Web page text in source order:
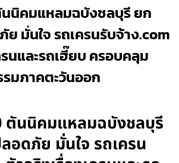
นนิคมแหลมฉบังชลบุรี ยก
ย มั่นใจ รถเครนรับจ้าง.com
นและรถเฮี๊ยบ ครอบคลุม
มภาคตะวันออก
ตันนิคมแหลมฉบังชลบุรี
อดภัย มั่นใจ รถเครน